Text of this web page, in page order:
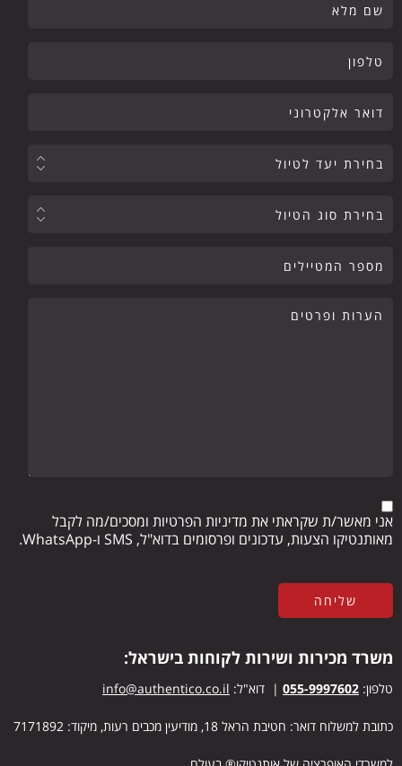
אני מאשר/ת שקראתי את מדיניות הפרטיות ומסכים/מה לקבל
מאותנטיקו הצעות, עדכונים ופרסומים בדוא"ל, SMS ו-WhatsApp.
משרד מכירות ושירות לקוחות בישראל:
טלפון: 055-9997602 | דוא"ל: info@authentico.co.il
כתובת למשלוח דואר: חטיבת הראל 18, מודיעין מכבים רעות, מיקוד: 7171892